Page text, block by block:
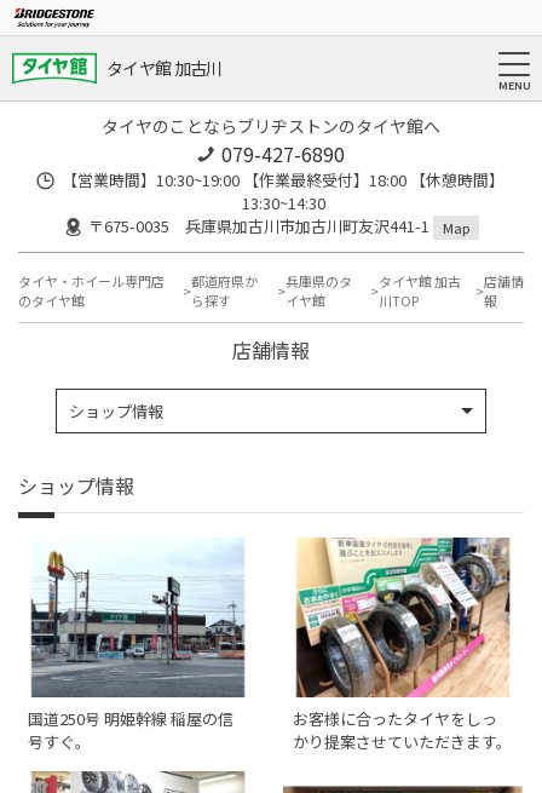
タイヤ館 加古川
タイヤのことならブリヂストンのタイヤ館へ
079-427-6890
【営業時間】10:30~19:00 【作業最終受付】18:00 【休憩時間】
13:30~14:30
〒675-0035 兵庫県加古川市加古川町友沢441-1
Map
タイヤ・ホイール専門店
のタイヤ館
都道府県か
ら探す
兵庫県のタ
イヤ館
タイヤ館 加古
川TOP
店舗情
報
店舗情報
ショップ情報
ショップ情報
国道250号 明姫幹線 稲屋の信
号すぐ。
お客様に合ったタイヤをしっ
かり提案させていただきます。